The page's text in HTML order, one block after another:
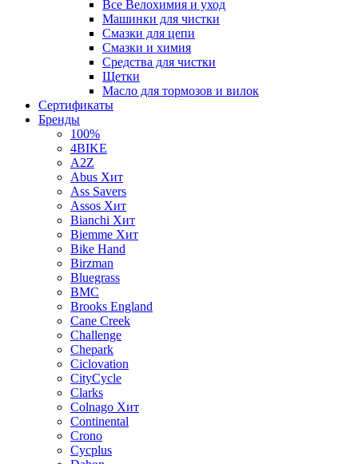
Все Велохимия и уход
Машинки для чистки
Смазки для цепи
Смазки и химия
Средства для чистки
Щетки
Масло для тормозов и вилок
Сертификаты
Бренды
100%
4BIKE
A2Z
Abus Хит
Ass Savers
Assos Хит
Bianchi Хит
Biemme Хит
Bike Hand
Birzman
Bluegrass
BMC
Brooks England
Cane Creek
Challenge
Chepark
Ciclovation
CityCycle
Clarks
Colnago Хит
Continental
Crono
Cycplus